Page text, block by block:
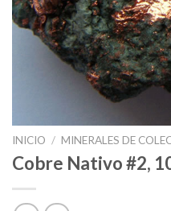
INICIO / MINERALES DE
Cobre Nativo #2,